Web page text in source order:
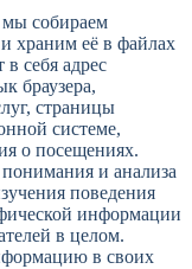
мы собираем
храним её в файлах
себя адрес
браузера,
страницы
системе,
о посещениях.
и анализа
поведения
информации
в целом.
в своих